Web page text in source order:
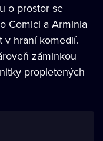
o prostor se
Comici a Arminia
v hraní komedií.
záminkou
propletených